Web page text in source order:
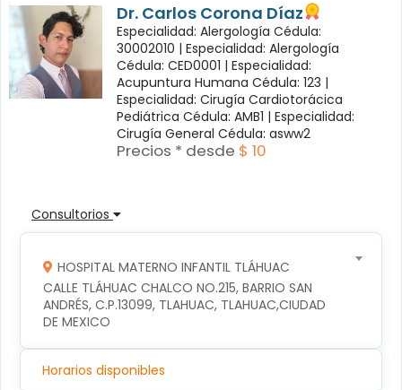
Dr. Carlos Corona Díaz
Especialidad: Alergología Cédula:
30002010 | Especialidad: Alergología
Cédula: CED0001 | Especialidad:
Acupuntura Humana Cédula: 123 |
Especialidad: Cirugía Cardiotorácica
Pediátrica Cédula: AMB1 | Especialidad:
Cirugía General Cédula: asww2
Precios * desde $ 10
Consultorios
HOSPITAL MATERNO INFANTIL TLÁHUAC
CALLE TLÁHUAC CHALCO NO.215, BARRIO SAN
ANDRÉS, C.P.13099, TLAHUAC, TLAHUAC,CIUDAD
DE MEXICO
Horarios disponibles